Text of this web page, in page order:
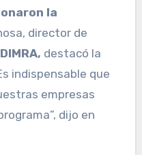
la
director de
destacó la
indispensable que
empresas
dijo en